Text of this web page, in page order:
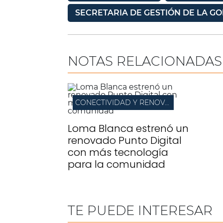
SECRETARIA DE GESTIÓN DE LA
NOTAS RELACIONADAS
CONECTIVIDAD Y RENOVACIÓN
Loma Blanca estrenó un
renovado Punto Digital
con más tecnología
para la comunidad
TE PUEDE INTERESAR